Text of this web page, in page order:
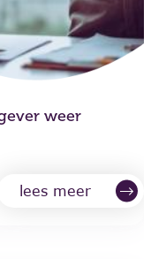
weer
lees meer